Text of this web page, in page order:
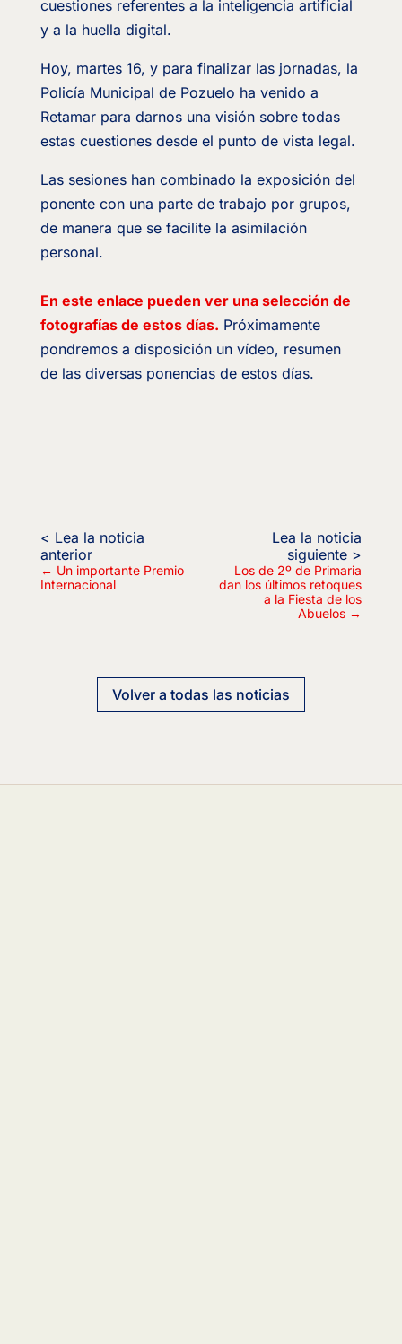
cuestiones referentes a la inteligencia artificial
y a la huella digital.
Hoy, martes 16, y para finalizar las jornadas, la
Policía Municipal de Pozuelo ha venido a
Retamar para darnos una visión sobre todas
estas cuestiones desde el punto de vista legal.
Las sesiones han combinado la exposición del
ponente con una parte de trabajo por grupos,
de manera que se facilite la asimilación
personal.
En este enlace pueden ver una selección de
fotografías de estos días. Próximamente
pondremos a disposición un vídeo, resumen
de las diversas ponencias de estos días.
← Un importante Premio
Internacional
Los de 2º de Primaria
dan los últimos retoques
a la Fiesta de los
Abuelos →
Volver a todas las noticias